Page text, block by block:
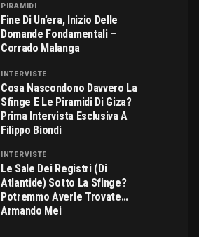
PIRAMIDI
Fine Di Un’era, Inizio Delle
Domande Fondamentali –
Corrado Malanga
INTERVISTE
Cosa Nascondono Davvero La
Sfinge E Le Piramidi Di Giza?
Prima Intervista Esclusiva A
Filippo Biondi
INTERVISTE
Le Sale Dei Registri (di
Atlantide) Sotto La Sfinge?
Potremmo Averle Trovate…
Armando Mei